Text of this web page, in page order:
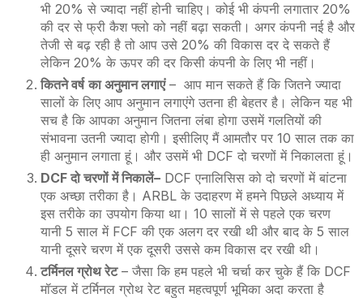
भी 20% से ज्यादा नहीं होनी चाहिए। कोई भी कंपनी लगातार 20%
की दर से फ्री कैश फ्लो को नहीं बढ़ा सकती। अगर कंपनी नई है और
तेजी से बढ़ रही है तो आप उसे 20% की विकास दर दे सकते हैं
लेकिन 20% के ऊपर की दर किसी कंपनी के लिए भी नहीं।
कितने वर्ष का अनुमान लगाएं – आप मान सकते हैं कि जितने ज्यादा
सालों के लिए आप अनुमान लगाएंगे उतना ही बेहतर है। लेकिन यह भी
सच है कि आपका अनुमान जितना लंबा होगा उसमें गलतियों की
संभावना उतनी ज्यादा होगी। इसीलिए मैं आमतौर पर 10 साल तक का
ही अनुमान लगाता हूं। और उसमें भी DCF दो चरणों में निकालता हूं।
DCFदो चरणों में निकालें– DCF एनालिसिस को दो चरणों में बांटना
एक अच्छा तरीका है। ARBL के उदाहरण में हमने पिछले अध्याय में
इस तरीके का उपयोग किया था। 10 सालों में से पहले एक चरण
यानी 5 साल में FCF की एक अलग दर रखी थी और बाद के 5 साल
यानी दूसरे चरण में एक दूसरी उससे कम विकास दर रखी थी।
टर्मिनल ग्रोथ रेट – जैसा कि हम पहले भी चर्चा कर चुके हैं कि DCF
मॉडल में टर्मिनल ग्रोथ रेट बहुत महत्वपूर्ण भूमिका अदा करता है